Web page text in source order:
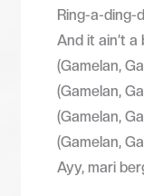
Ring-a-ding-
And it ain’t a
(Gamelan,
(Gamelan,
(Gamelan,
(Gamelan,
Ayy, mari